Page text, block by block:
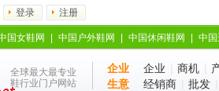
登录 注册
国女鞋网 中国户外鞋网 中国休闲鞋网 中
全球最大最专业
鞋行业门户网站
企业
生意
企业 商机
经销商
批发